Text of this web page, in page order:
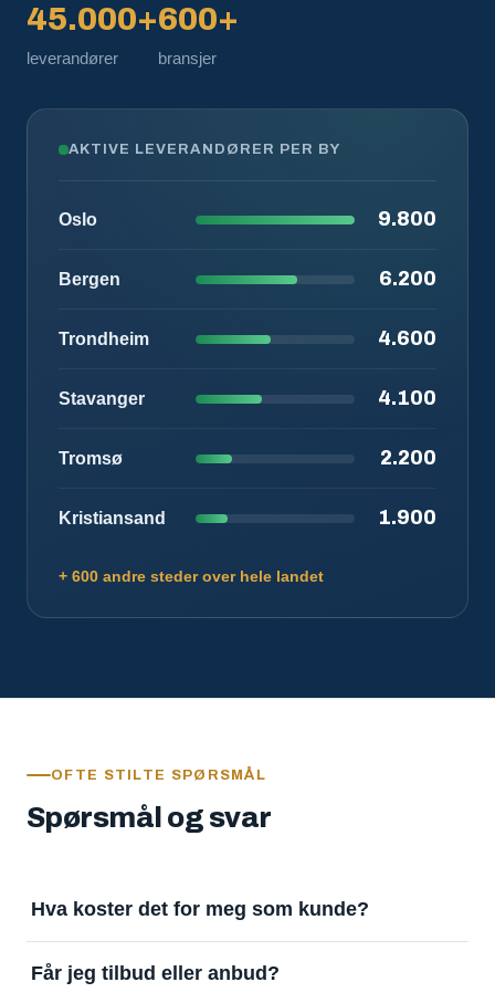
45.000+
leverandører
600+
bransjer
AKTIVE LEVERANDØRER PER BY
Oslo 9.800
Bergen 6.200
Trondheim 4.600
Stavanger 4.100
Tromsø 2.200
Kristiansand 1.900
+ 600 andre steder over hele landet
OFTE STILTE SPØRSMÅL
Spørsmål og svar
Hva koster det for meg som kunde?
å motta svar. Tjenesten finansieres av
Får jeg tilbud eller anbud?